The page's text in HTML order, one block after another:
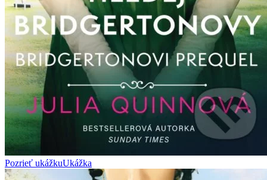
Pozrieť ukážkuUkážka